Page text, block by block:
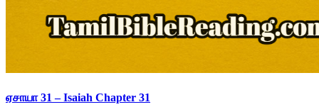
ஏசாயா 31 – Isaiah Chapter 31